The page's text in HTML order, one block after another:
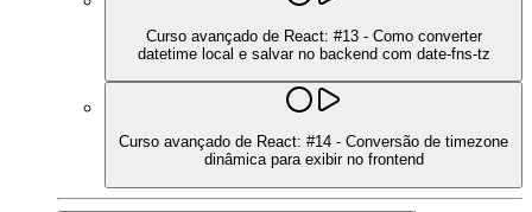
Curso avançado de React: #13 - Como converter
datetime local e salvar no backend com date-fns-tz
Curso avançado de React: #14 - Conversão de timezone
dinâmica para exibir no frontend